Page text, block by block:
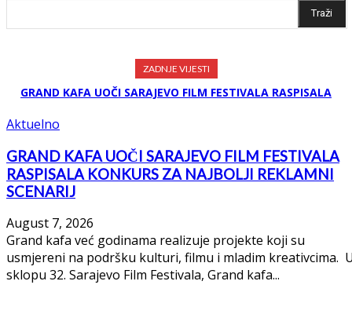
Traži
ZADNJE VIJESTI
GRAND KAFA UOČI SARAJEVO FILM FESTIVALA RASPISALA
Aktuelno
GRAND KAFA UOČI SARAJEVO FILM FESTIVALA
RASPISALA KONKURS ZA NAJBOLJI REKLAMNI
SCENARIJ
August 7, 2026
Grand kafa već godinama realizuje projekte koji su
usmjereni na podršku kulturi, filmu i mladim kreativcima.
sklopu 32. Sarajevo Film Festivala, Grand kafa...